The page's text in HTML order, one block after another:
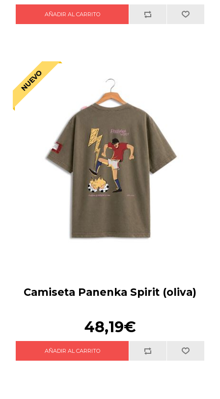
NUEVO
Camiseta Panenka Spirit (oliva)
48,19€